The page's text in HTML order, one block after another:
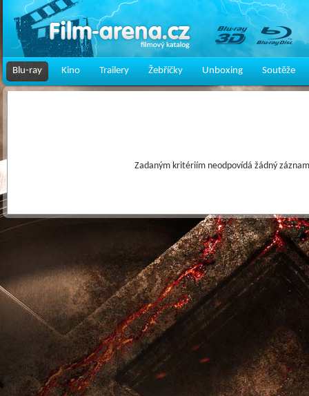
Blu-ray Kino Trailery Žebříčky Unboxing Soutěže
Zadaným kritériím neodpovídá žádný